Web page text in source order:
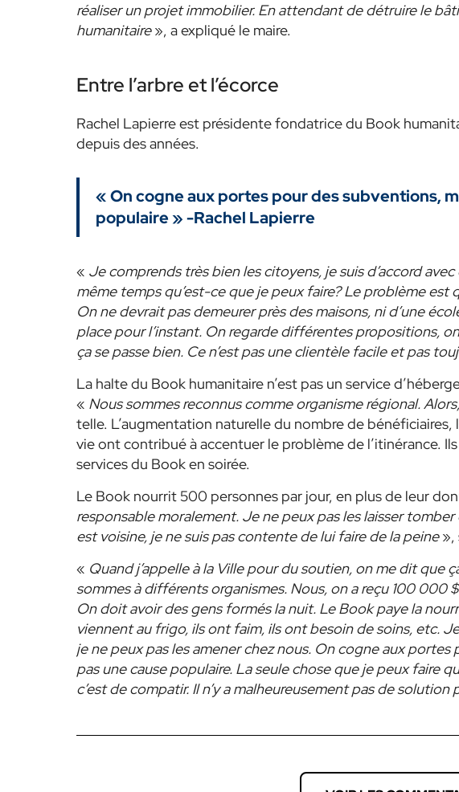
réaliser un projet immobilier. En attendant de détruire le
humanitaire», a expliqué le maire.
Entre l’arbre et l’écorce
Rachel Lapierre est présidente fondatrice du Book
depuis des années.
« On cogne aux portes pour des subventions,
populaire » -Rachel Lapierre
« Je comprends très bien les citoyens, je suis d’accord
même temps qu’est-ce que je peux faire? Le problème est
On ne devrait pas demeurer près des maisons, ni d’une
place pour l’instant. On regarde différentes propositions,
ça se passe bien. Ce n’est pas une clientèle facile et pas
La halte du Book humanitaire n’est pas un service
« Nous sommes reconnus comme organisme régional.
telle. L’augmentation naturelle du nombre de
vie ont contribué à accentuer le problème de l’itinérance.
services du Book en soirée.
Le Book nourrit 500 personnes par jour, en plus de leur
responsable moralement. Je ne peux pas les laisser
est voisine, je ne suis pas contente de lui faire de la peine»,
« Quand j’appelle à la Ville pour du soutien, on me dit que
sommes à différents organismes. Nous, on a reçu 100 000
On doit avoir des gens formés la nuit. Le Book paye la
viennent au frigo, ils ont faim, ils ont besoin de soins, etc.
je ne peux pas les amener chez nous. On cogne aux portes
pas une cause populaire. La seule chose que je peux faire
c’est de compatir. Il n’y a malheureusement pas de solution